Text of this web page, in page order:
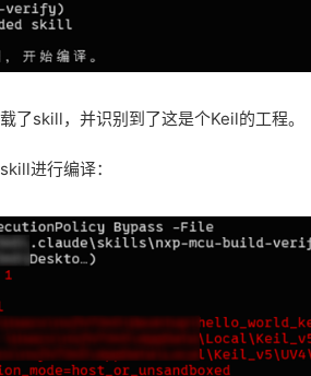
了skill，并识别到了这是个Keil的工程。
进行编译：